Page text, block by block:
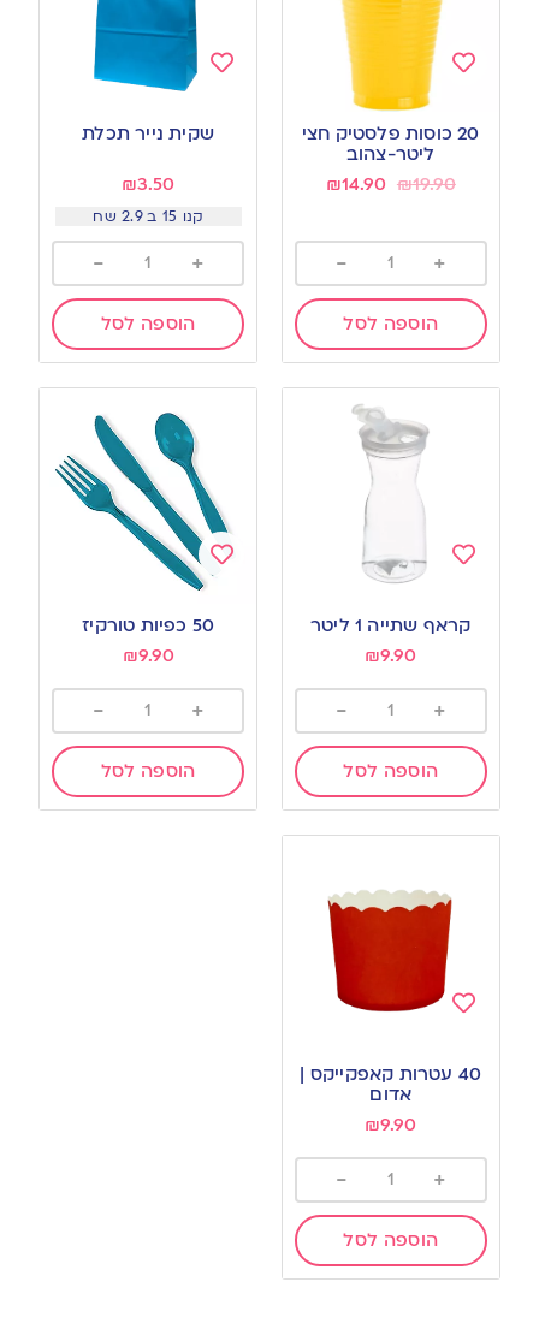
to
wishlist
20 כוסות פלסטיק חצי
ליטר-צהוב
₪19.90
₪14.90
+
-
הוספה לסל
to
wishlist
שקית נייר תכלת
₪3.50
קנו 15 ב 2.9 שח
+
-
הוספה לסל
to
wishlist
קראף שתייה 1 ליטר
₪9.90
+
-
הוספה לסל
Add
to50 כפיות טורקיז
₪9.90
+
-
הוספה לסל
to 40 עטרות קאפקייקס |
אדום
₪9.90
+
-
הוספה לסל